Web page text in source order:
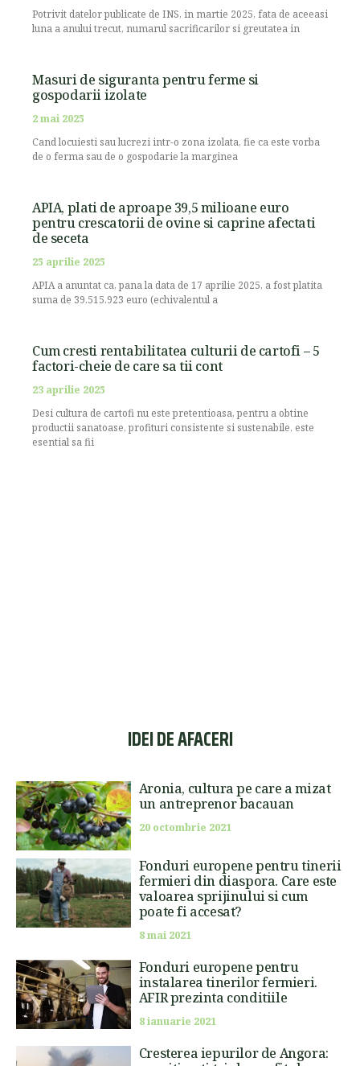
Potrivit datelor publicate de INS, in martie 2025, fata de aceeasi
luna a anului trecut, numarul sacrificarilor si greutatea in
Masuri de siguranta pentru ferme si
gospodarii izolate
2 mai 2025
Cand locuiesti sau lucrezi intr-o zona izolata, fie ca este vorba
de o ferma sau de o gospodarie la marginea
APIA, plati de aproape 39,5 milioane euro
pentru crescatorii de ovine si caprine afectati
de seceta
25 aprilie 2025
APIA a anuntat ca, pana la data de 17 aprilie 2025, a fost platita
suma de 39.515.923 euro (echivalentul a
Cum cresti rentabilitatea culturii de cartofi – 5
factori-cheie de care sa tii cont
23 aprilie 2025
Desi cultura de cartofi nu este pretentioasa, pentru a obtine
productii sanatoase, profituri consistente si sustenabile, este
esential sa fii
IDEI DE AFACERI
Aronia, cultura pe care a mizat
un antreprenor bacauan
20 octombrie 2021
Fonduri europene pentru tinerii
fermieri din diaspora. Care este
valoarea sprijinului si cum
poate fi accesat?
8 mai 2021
Fonduri europene pentru
instalarea tinerilor fermieri.
AFIR prezinta conditiile
8 ianuarie 2021
Cresterea iepurilor de Angora: